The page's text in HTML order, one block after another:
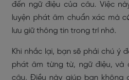
đến ngữ điệu của câu. Việc
luyện phát âm chuẩn xác mà
lưu giữ thông tin trong trí nhớ.
Khi nhắc lại, bạn sẽ phải chú ý
phát âm từng từ, ngữ điệu, và
câu. Điều này giúp bạn không